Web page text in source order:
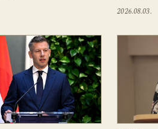
2026.08.03.